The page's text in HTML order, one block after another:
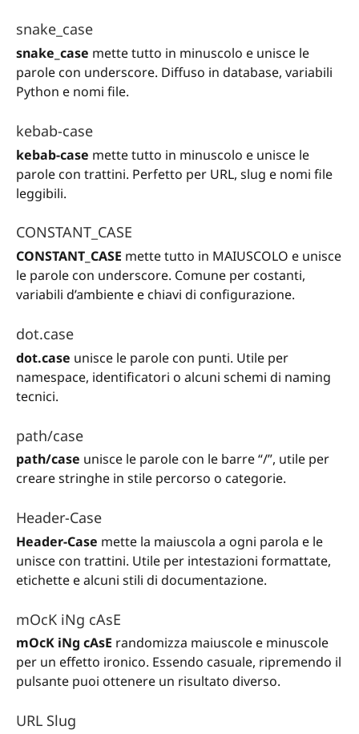
snake_case
snake_case mette tutto in minuscolo e unisce le
parole con underscore. Diffuso in database, variabili
Python e nomi file.
kebab-case
kebab-case mette tutto in minuscolo e unisce le
parole con trattini. Perfetto per URL, slug e nomi file
leggibili.
CONSTANT_CASE
CONSTANT_CASE mette tutto in MAIUSCOLO e unisce
le parole con underscore. Comune per costanti,
variabili d’ambiente e chiavi di configurazione.
dot.case
dot.case unisce le parole con punti. Utile per
namespace, identificatori o alcuni schemi di naming
tecnici.
path/case
path/case unisce le parole con le barre “/”, utile per
creare stringhe in stile percorso o categorie.
Header-Case
Header-Case mette la maiuscola a ogni parola e le
unisce con trattini. Utile per intestazioni formattate,
etichette e alcuni stili di documentazione.
mOcK iNg cAsE
mOcK iNg cAsE randomizza maiuscole e minuscole
per un effetto ironico. Essendo casuale, ripremendo il
pulsante puoi ottenere un risultato diverso.
URL Slug